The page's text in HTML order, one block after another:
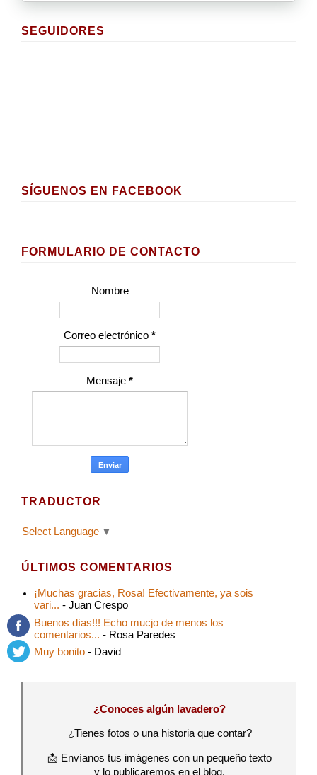
SEGUIDORES
SÍGUENOS EN FACEBOOK
FORMULARIO DE CONTACTO
Nombre
Correo electrónico *
Mensaje *
TRADUCTOR
Select Language ▼
ÚLTIMOS COMENTARIOS
¡Muchas gracias, Rosa! Efectivamente, ya sois
vari... - Juan Crespo
Buenos días!!! Echo mucjo de menos los
comentarios... - Rosa Paredes
Muy bonito - David
¿Conoces algún lavadero?
¿Tienes fotos o una historia que contar?
📩 Envíanos tus imágenes con un pequeño texto
y lo publicaremos en el blog.